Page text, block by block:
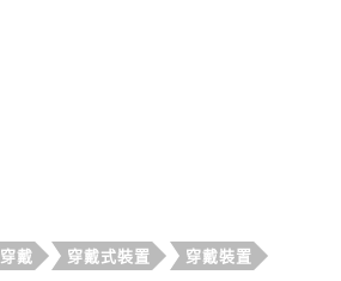
穿戴 穿戴式裝置 穿戴裝置